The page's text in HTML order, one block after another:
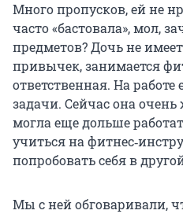
Много пропусков, ей не
часто «бастовала», мол,
предметов? Дочь не
привычек, занимается
ответственная. На
задачи. Сейчас она очень
могла еще дольше
учиться на
попробовать себя в
Мы с ней обговаривали,